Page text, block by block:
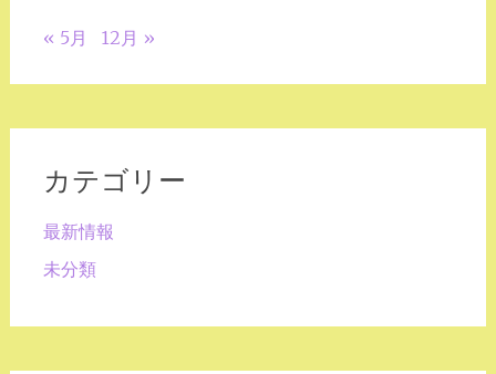
« 5月 12月 »
カテゴリー
最新情報
未分類